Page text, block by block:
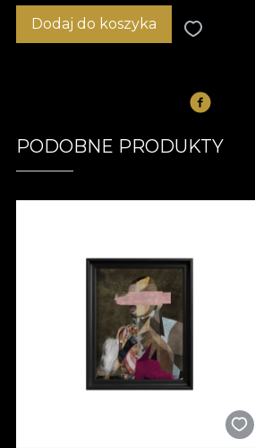
Dodaj do koszyka
PODOBNE PRODUKTY